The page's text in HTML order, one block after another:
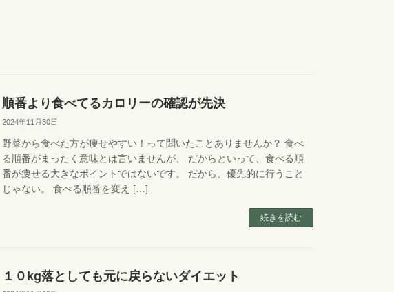
順番より食べてるカロリーの確認が先決
2024年11月30日
野菜から食べた方が痩せやすい！って聞いたことありませんか？ 食べ
る順番がまったく意味とは言いませんが、 だからといって、食べる順
番が痩せる大きなポイントではないです。 だから、優先的に行うこと
じゃない。 食べる順番を変え […]
続きを読む
１０kg落としても元に戻らないダイエット